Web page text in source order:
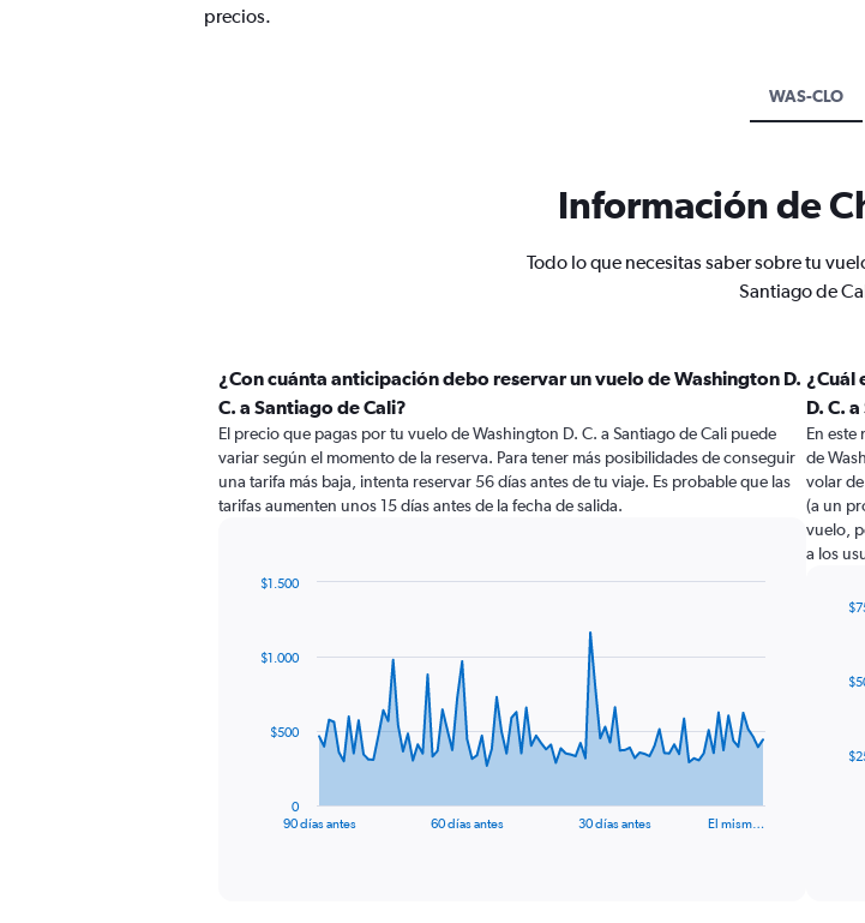
precios.
WAS-CLO
Información de
Todo lo que necesitas saber sobre tu
Santiago de
¿Con cuánta anticipación debo reservar un vuelo de Washington D.
C. a Santiago de Cali?
El precio que pagas por tu vuelo de Washington D. C. a Santiago de Cali puede
variar según el momento de la reserva. Para tener más posibilidades de conseguir
una tarifa más baja, intenta reservar 56 días antes de tu viaje. Es probable que las
tarifas aumenten unos 15 días antes de la fecha de salida.
data
The
90 días antes 60 días antes 30 días antes El mism…
0
$500
$1.000
$1.500
¿Cuál
D. C.
En este
de
volar
(a un
vuelo,
a los
12
The